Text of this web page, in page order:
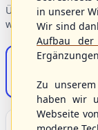
Übersicht der
weiterführende
S/HBV-
Der
Unser
in unserer
Wir sind
Aufbau der
Zu
haben wir
Webseite